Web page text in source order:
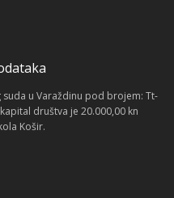
u Varaždinu pod brojem: Tt-
društva je 20.000,00 kn
Košir.